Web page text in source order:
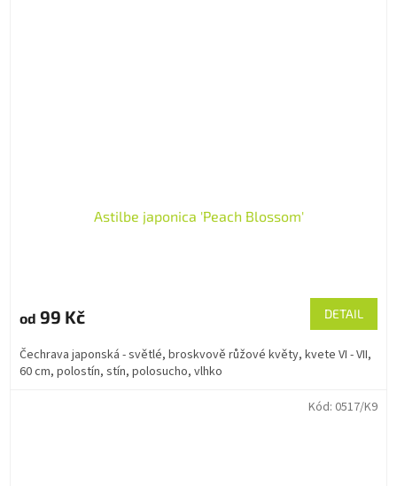
Astilbe japonica 'Peach Blossom'
od 99 Kč DETAIL
Čechrava japonská - světlé, broskvově růžové květy, kvete VI - VII,
60 cm, polostín, stín, polosucho, vlhko
Kód: 0517/K9